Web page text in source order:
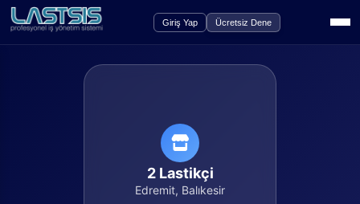
Giriş Yap Ücretsiz Dene
2Lastikçi
Edremit, Balıkesir